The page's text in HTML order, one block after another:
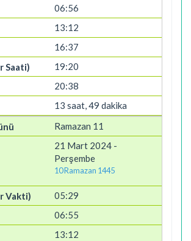
06:56
13:12
16:37
19:20
20:38
13 saat, 49 dakika
Ramazan 11
21 Mart 2024 -
Perşembe
10 Ramazan 1445
05:29
06:55
13:12